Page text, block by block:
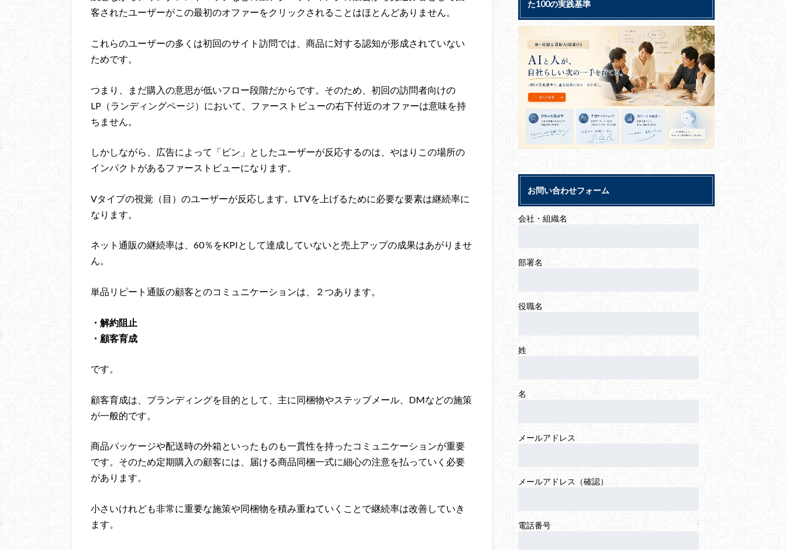
客されたユーザーがこの最初のオファーをクリックされることはほとんどありません。
これらのユーザーの多くは初回のサイト訪問では、商品に対する認知が形成されていない
ためです。
つまり、まだ購入の意思が低いフロー段階だからです。そのため、初回の訪問者向けの
LP（ランディングページ）において、ファーストビューの右下付近のオファーは意味を持
ちません。
しかしながら、広告によって「ピン」としたユーザーが反応するのは、やはりこの場所の
インパクトがあるファーストビューになります。
Vタイプの視覚（目）のユーザーが反応します。LTVを上げるために必要な要素は継続率に
なります。
ネット通販の継続率は、60％をKPIとして達成していないと売上アップの成果はあがりませ
ん。
単品リピート通販の顧客とのコミュニケーションは、２つあります。
・解約阻止
・顧客育成
です。
顧客育成は、ブランディングを目的として、主に同梱物やステップメール、DMなどの施策
が一般的です。
商品パッケージや配送時の外箱といったものも一貫性を持ったコミュニケーションが重要
です。そのため定期購入の顧客には、届ける商品同梱一式に細心の注意を払っていく必要
があります。
小さいけれども非常に重要な施策や同梱物を積み重ねていくことで継続率は改善していき
ます。
た100の実践基準
お問い合わせフォーム
会社・組織名
部署名
役職名
姓
名
メールアドレス
メールアドレス（確認）
電話番号